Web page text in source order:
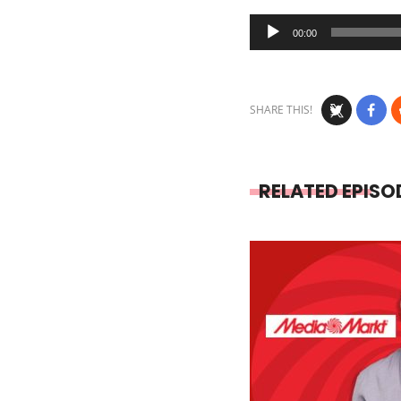
Audio
Player
00:00
SHARE THIS!
RELATED